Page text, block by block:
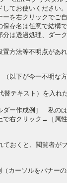
してお使いください
を右クリックでご
存名は任意で結構で
分は透過処理、ダー
方法等不明点があ
（以下が今一不明な
替テキスト）を入れ
ダー作成例］ 私の
で右クリック→［属
ておくと、閲覧者が
カーソルをバナーの